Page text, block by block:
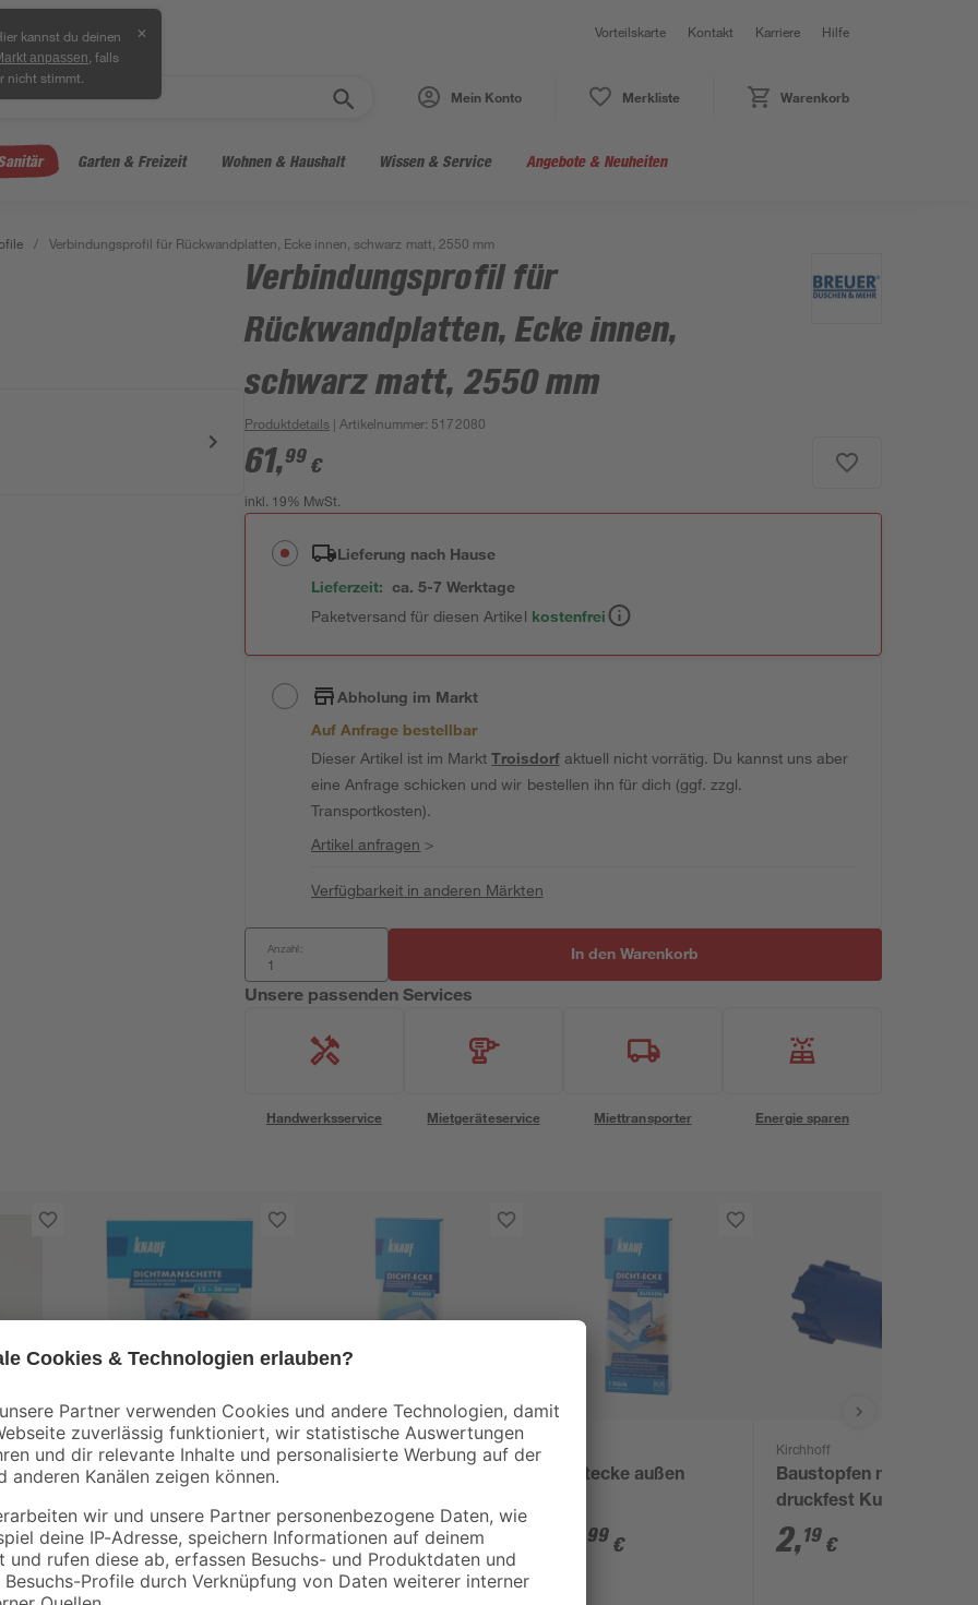
kannst du deinen
anpassen , falls
nicht stimmt.
✕ Vorteilskarte Kontakt Karriere Hilfe
Mein Konto Merkliste Warenkorb
Garten & Freizeit Wohnen & Haushalt Wissen & Service Angebote & Neuheiten
/ Verbindungsprofil für Rückwandplatten, Ecke innen, schwarz matt, 2550 mm
Verbindungsprofil für
Rückwandplatten, Ecke innen,
schwarz matt, 2550 mm
Produktdetails | Artikelnummer: 5172080
61,99 €
inkl. 19% MwSt.
Lieferung nach Hause
Lieferzeit: ca. 5-7 Werktage
Paketversand für diesen Artikel kostenfrei
Abholung im Markt
Auf Anfrage bestellbar
Dieser Artikel ist im MarktTroisdorfaktuell nicht vorrätig. Du kannst uns aber
eine Anfrage schicken und wir bestellen ihn für dich (ggf. zzgl.
Transportkosten).
Artikel anfragen >
Verfügbarkeit in anderen Märkten
Anzahl: In den Warenkorb
Unsere passenden Services
Handwerksservice Mietgeräteservice Miettransporter Energie sparen
für
Knauf
Dichtmanschette 12-
9,99€
Knauf
19,99€
Dichtecke außen
99 €
Kirchhoff
Baustopfen nicht
druckfest Kunststoff
blau 1/2"
2,19 €